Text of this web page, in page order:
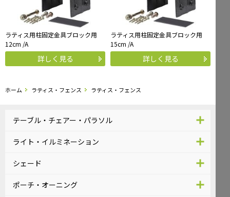
ラティス用柱固定金具ブロック用
12cm /A
詳しく見る
ラティス用柱固定金具ブロック用
15cm /A
詳しく見る
ホーム ラティス・フェンス ラティス・フェンス
テーブル・チェアー・パラソル
ライト・イルミネーション
シェード
ポーチ・オーニング